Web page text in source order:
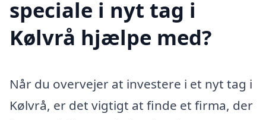
speciale i nyt tag i
Kølvrå hjælpe med?
Når du overvejer at investere i et nyt tag i
Kølvrå, er det vigtigt at finde et firma, der